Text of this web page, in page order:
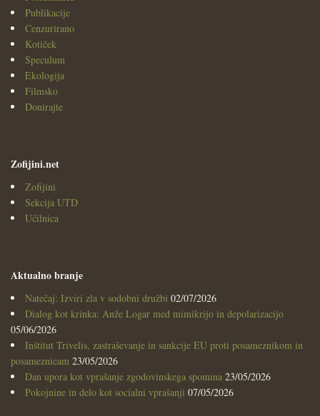
Publikacije
Cenzurirano
Kotiček
Speculum
Ekologija
Filmsko
Donirajte
Zofijini.net
Zofijini
Sekcija UTD
Učilnica
Aktualno branje
Natečaj: Izviri zla v sodobni družbi 02/07/2026
Dialog kot krinka: Anže Logar med mimikrijo in depolarizacijo
05/06/2026
Inštitut Trivelis, zastraševanje in sankcije EU proti posameznikom in
posameznicam 23/05/2026
Dan upora kot vprašanje zgodovinskega spomina 23/05/2026
Pokojnine in delo kot socialni vprašanji 07/05/2026